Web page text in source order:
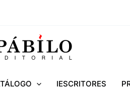
IESCRITORES